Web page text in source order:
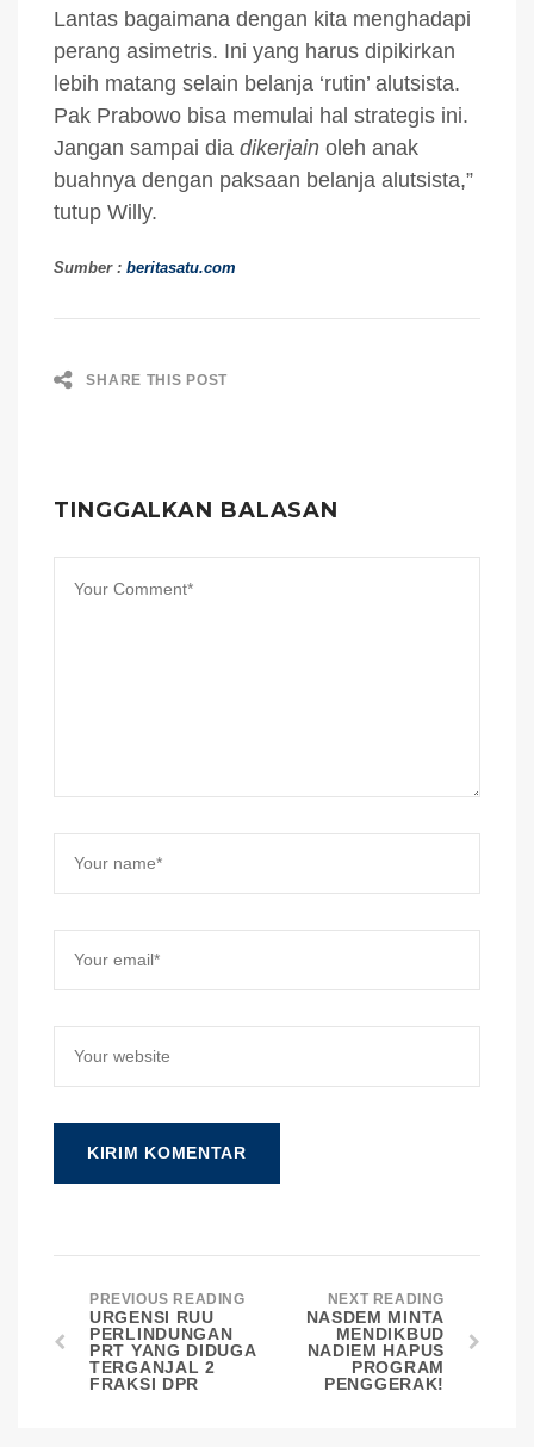
Lantas bagaimana dengan kita menghadapi
perang asimetris. Ini yang harus dipikirkan
lebih matang selain belanja ‘rutin’ alutsista.
Pak Prabowo bisa memulai hal strategis ini.
Jangan sampai dia dikerjain oleh anak
buahnya dengan paksaan belanja alutsista,”
tutup Willy.
Sumber : beritasatu.com
SHARE THIS POST
TINGGALKAN BALASAN
PREVIOUS READING
URGENSI RUU
PERLINDUNGAN
PRT YANG DIDUGA
TERGANJAL 2
FRAKSI DPR
NEXT READING
NASDEM MINTA
MENDIKBUD
NADIEM HAPUS
PROGRAM
PENGGERAK!